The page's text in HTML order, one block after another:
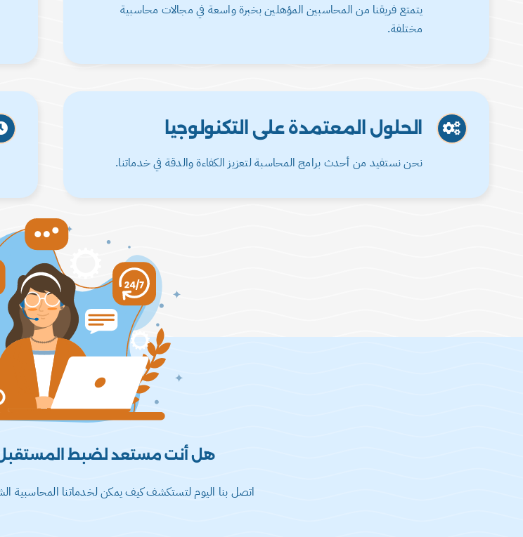
يتمتع فريقنا من المحاسبين المؤهلين بخبرة واسعة في مجالات محاسبية
مختلفة.
الحلول المعتمدة على التكنولوجيا
نحن نستفيد من أحدث برامج المحاسبة لتعزيز الكفاءة والدقة في خدماتنا.
هل أنت مستعد لضبط المستقبل
اتصل بنا اليوم لتستكشف كيف يمكن لخدماتنا المحاسبية